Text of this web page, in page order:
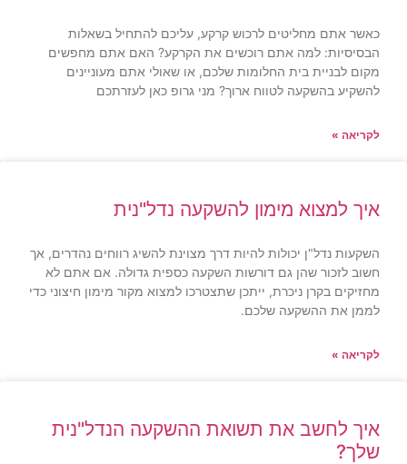
כאשר אתם מחליטים לרכוש קרקע, עליכם להתחיל בשאלות
הבסיסיות: למה אתם רוכשים את הקרקע? האם אתם מחפשים
מקום לבניית בית החלומות שלכם, או שאולי אתם מעוניינים
להשקיע בהשקעה לטווח ארוך? מני גרופ כאן לעזרתכם
לקריאה »
איך למצוא מימון להשקעה נדל"נית
השקעות נדל"ן יכולות להיות דרך מצוינת להשיג רווחים נהדרים, אך
חשוב לזכור שהן גם דורשות השקעה כספית גדולה. אם אתם לא
מחזיקים בקרן ניכרת, ייתכן שתצטרכו למצוא מקור מימון חיצוני כדי
לממן את ההשקעה שלכם.
לקריאה »
איך לחשב את תשואת ההשקעה הנדל"נית
שלך?